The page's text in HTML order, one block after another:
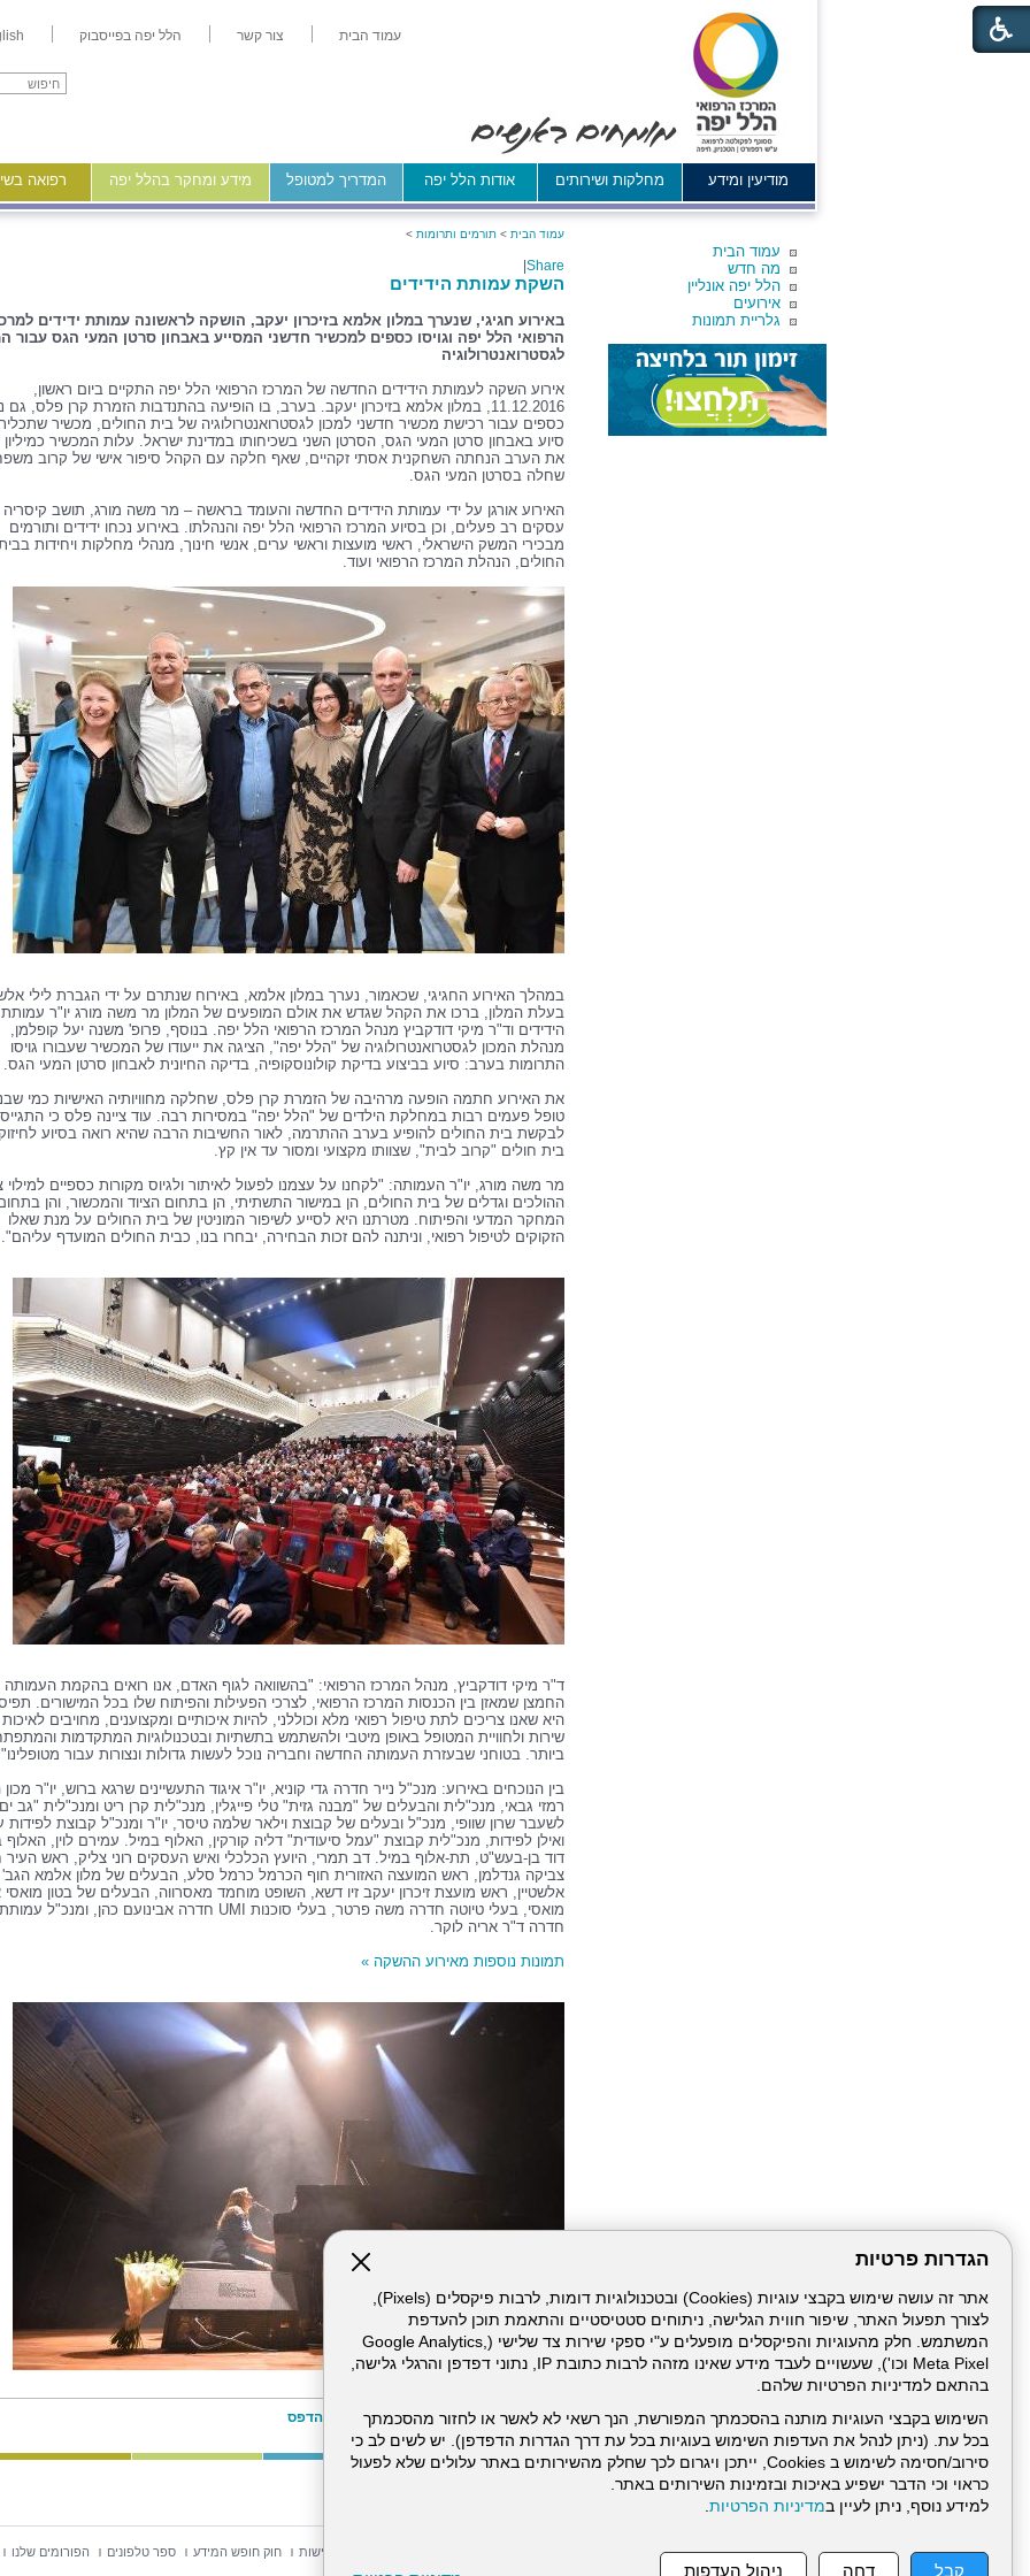
הגדרות פרטיות
אתר זה עושה שימוש בקבצי עוגיות (Cookies) ובטכנולוגיות דומות, לרבות פיקסלים (Pixels),
לצורך תפעול האתר, שיפור חווית הגלישה, ניתוחים סטטיסטיים והתאמת תוכן להעדפת
המשתמש. חלק מהעוגיות והפיקסלים מופעלים ע"י ספקי שירות צד שלישי (Google Analytics,
Meta Pixel וכו'), שעשויים לעבד מידע שאינו מזהה לרבות כתובת IP, נתוני דפדפן והרגלי גלישה,
בהתאם למדיניות הפרטיות שלהם.
השימוש בקבצי העוגיות מותנה בהסכמתך המפורשת, הנך רשאי לא לאשר או לחזור מהסכמתך
בכל עת. (ניתן לנהל את העדפות השימוש בעוגיות בכל עת דרך הגדרות הדפדפן). יש לשים לב כי
סירוב/חסימה לשימוש ב Cookies, ייתכן ויגרום לכך שחלק מהשירותים באתר עלולים שלא לפעול
כראוי וכי הדבר ישפיע באיכות ובזמינות השירותים באתר.
למידע נוסף, ניתן לעיין במדיניות הפרטיות.
קבל דחה ניהול העדפות
עמוד הבית צור קשר הלל יפה בפייסבוק
מודיעין ומידע מחלקות ושירותים אודות הלל יפה המדריך למטופל מידע ומחקר בהלל יפה רפואה
עמוד הבית
מה חדש
הלל יפה אונליין
אירועים
גלריית תמונות
עמוד הבית > תורמים ותרומות >
Share
השקת עמותת הידידים
באירוע חגיגי, שנערך במלון אלמא בזיכרון יעקב, הושקה לראשונה עמותת ידידים
הרפואי הלל יפה וגויסו כספים למכשיר חדשני המסייע באבחון סרטן המעי הגס עבור
לגסטרואנטרולוגיה
אירוע השקה לעמותת הידידים החדשה של המרכז הרפואי הלל יפה התקיים ביום ראשון,
11.12.2016, במלון אלמא בזיכרון יעקב. בערב, בו הופיעה בהתנדבות הזמרת קרן פלס, גם
כספים עבור רכישת מכשיר חדשני למכון לגסטרואנטרולוגיה של בית החולים, מכשיר
סיוע באבחון סרטן המעי הגס, הסרטן השני בשכיחותו במדינת ישראל. עלות המכשיר
את הערב הנחתה השחקנית אסתי זקהיים, שאף חלקה עם הקהל סיפור אישי של קרוב
שחלה בסרטן המעי הגס.
האירוע אורגן על ידי עמותת הידידים החדשה והעומד בראשה – מר משה מורג, תושב קיסריה
עסקים רב פעלים, וכן בסיוע המרכז הרפואי הלל יפה והנהלתו. באירוע נכחו ידידים ותורמים
מבכירי המשק הישראלי, ראשי מועצות וראשי ערים, אנשי חינוך, מנהלי מחלקות ויחידות
החולים, הנהלת המרכז הרפואי ועוד.
במהלך האירוע החגיגי, שכאמור, נערך במלון אלמא, באירוח שנתרם על ידי הגברת לילי
בעלת המלון, ברכו את הקהל שגדש את אולם המופעים של המלון מר משה מורג יו"ר עמותת
הידידים וד"ר מיקי דודקביץ מנהל המרכז הרפואי הלל יפה. בנוסף, פרופ' משנה יעל קופלמן,
מנהלת המכון לגסטרואנטרולוגיה של "הלל יפה", הציגה את ייעודו של המכשיר שעבורו גויסו
התרומות בערב: סיוע בביצוע בדיקת קולונוסקופיה, בדיקה החיונית לאבחון סרטן המעי הגס.
את האירוע חתמה הופעה מרהיבה של הזמרת קרן פלס, שחלקה מחוויותיה האישיות כמי
טופל פעמים רבות במחלקת הילדים של "הלל יפה" במסירות רבה. עוד ציינה פלס כי
לבקשת בית החולים להופיע בערב ההתרמה, לאור החשיבות הרבה שהיא רואה בסיוע
בית חולים "קרוב לבית", שצוותו מקצועי ומסור עד אין קץ.
מר משה מורג, יו"ר העמותה: "לקחנו על עצמנו לפעול לאיתור ולגיוס מקורות כספיים למילוי
ההולכים וגדלים של בית החולים, הן במישור התשתיתי, הן בתחום הציוד והמכשור, והן
המחקר המדעי והפיתוח. מטרתנו היא לסייע לשיפור המוניטין של בית החולים על מנת שאלו
הזקוקים לטיפול רפואי, וניתנה להם זכות הבחירה, יבחרו בנו, כבית החולים המועדף עליהם".
ד"ר מיקי דודקביץ, מנהל המרכז הרפואי: "בהשוואה לגוף האדם, אנו רואים בהקמת
החמצן שמאזן בין הכנסות המרכז הרפואי, לצרכי הפעילות והפיתוח שלו בכל המישורים.
היא שאנו צריכים לתת טיפול רפואי מלא וכוללני, להיות איכותיים ומקצוענים, מחויבים לאיכות
שירות ולחוויית המטופל באופן מיטבי ולהשתמש בתשתיות ובטכנולוגיות המתקדמות
ביותר. בטוחני שבעזרת העמותה החדשה וחבריה נוכל לעשות גדולות ונצורות עבור
בין הנוכחים באירוע: מנכ"ל נייר חדרה גדי קוניא, יו"ר איגוד התעשיינים שרגא ברוש, יו"ר מכון
רמזי גבאי, מנכ"לית והבעלים של "מבנה גזית" טלי פייגלין, מנכ"לית קרן ריט ומנכ"לית "גב
לשעבר שרון שוופי, מנכ"ל ובעלים של קבוצת וילאר שלמה טיסר, יו"ר ומנכ"ל קבוצת לפידות
ואילן לפידות, מנכ"לית קבוצת "עמל סיעודית" דליה קורקין, האלוף במיל. עמירם לוין, האלוף
דוד בן-בעש"ט, תת-אלוף במיל. דב תמרי, היועץ הכלכלי ואיש העסקים רוני צליק, ראש העיר
צביקה גנדלמן, ראש המועצה האזורית חוף הכרמל כרמל סלע, הבעלים של מלון אלמא הגב'
אלשטיין, ראש מועצת זיכרון יעקב זיו דשא, השופט מוחמד מאסרווה, הבעלים של בטון מואסי
מואסי, בעלי טיוטה חדרה משה פרטר, בעלי סוכנות UMI חדרה אבינועם כהן, ומנכ"ל עמותת
חדרה ד"ר אריה לוקר.
תמונות נוספות מאירוע ההשקה »
הדפס
דרונט
הצהרת נגישות חוק חופש המידע ספר טלפונים הפורומים שלנו